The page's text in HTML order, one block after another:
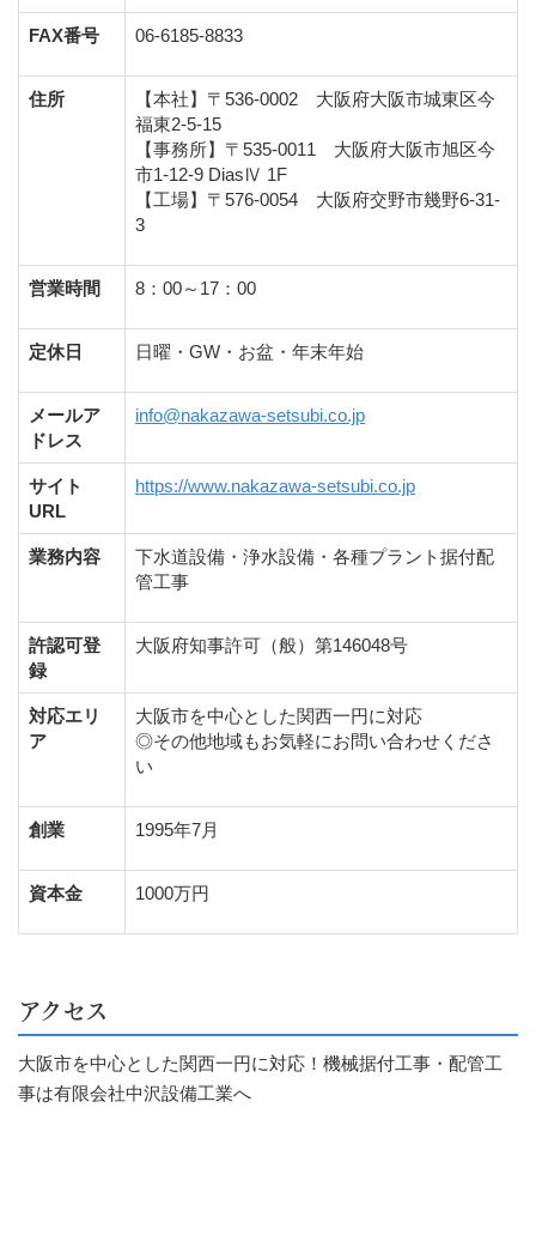
FAX番号 06-6185-8833
住所
【本社】〒536-0002 大阪府大阪市城東区今
福東2-5-15
【事務所】〒535-0011 大阪府大阪市旭区今
市1-12-9 DiasⅣ 1F
【工場】〒576-0054 大阪府交野市幾野6-31-
3
営業時間 8：00～17：00
定休日 日曜・GW・お盆・年末年始
メールア
ドレス
info@nakazawa-setsubi.co.jp
サイト
URL
https://www.nakazawa-setsubi.co.jp
業務内容
下水道設備・浄水設備・各種プラント据付配
管工事
許認可登
録
大阪府知事許可（般）第146048号
対応エリ
ア
大阪市を中心とした関西一円に対応
◎その他地域もお気軽にお問い合わせくださ
い
創業 1995年7月
資本金 1000万円
アクセス
大阪市を中心とした関西一円に対応！機械据付工事・配管工
事は有限会社中沢設備工業へ